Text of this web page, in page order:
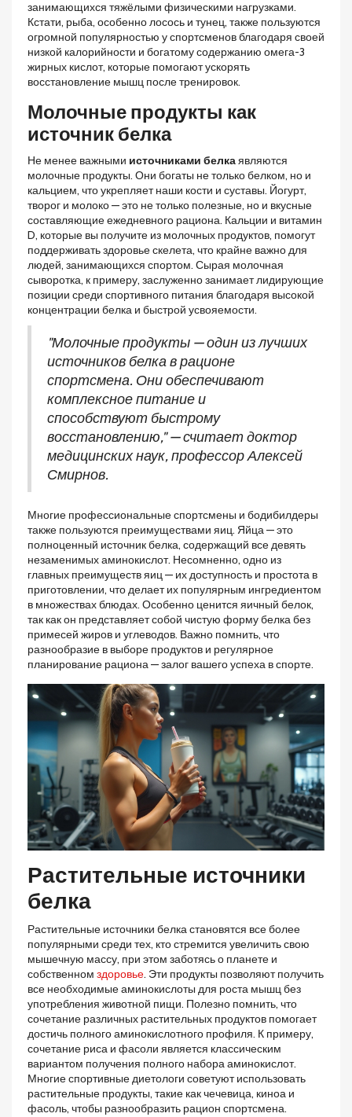
занимающихся тяжёлыми физическими нагрузками.
Кстати, рыба, особенно лосось и тунец, также пользуются
огромной популярностью у спортсменов благодаря своей
низкой калорийности и богатому содержанию омега-3
жирных кислот, которые помогают ускорять
восстановление мышц после тренировок.
Молочные продукты как
источник белка
Не менее важными источниками белкаявляются
молочные продукты. Они богаты не только белком, но и
кальцием, что укрепляет наши кости и суставы. Йогурт,
творог и молоко — это не только полезные, но и вкусные
составляющие ежедневного рациона. Кальции и витамин
D, которые вы получите из молочных продуктов, помогут
поддерживать здоровье скелета, что крайне важно для
людей, занимающихся спортом. Сырая молочная
сыворотка, к примеру, заслуженно занимает лидирующие
позиции среди спортивного питания благодаря высокой
концентрации белка и быстрой усвояемости.
"Молочные продукты — один из лучших
источников белка в рационе
спортсмена. Они обеспечивают
комплексное питание и
способствуют быстрому
восстановлению," — считает доктор
медицинских наук, профессор Алексей
Смирнов.
Многие профессиональные спортсмены и бодибилдеры
также пользуются преимуществами яиц. Яйца — это
полноценный источник белка, содержащий все девять
незаменимых аминокислот. Несомненно, одно из
главных преимуществ яиц — их доступность и простота в
приготовлении, что делает их популярным ингредиентом
в множествах блюдах. Особенно ценится яичный белок,
так как он представляет собой чистую форму белка без
примесей жиров и углеводов. Важно помнить, что
разнообразие в выборе продуктов и регулярное
планирование рациона — залог вашего успеха в спорте.
Растительные источники
белка
Растительные источники белка становятся все более
популярными среди тех, кто стремится увеличить свою
мышечную массу, при этом заботясь о планете и
собственном здоровье. Эти продукты позволяют получить
все необходимые аминокислоты для роста мышц без
употребления животной пищи. Полезно помнить, что
сочетание различных растительных продуктов помогает
достичь полного аминокислотного профиля. К примеру,
сочетание риса и фасоли является классическим
вариантом получения полного набора аминокислот.
Многие спортивные диетологи советуют использовать
растительные продукты, такие как чечевица, киноа и
фасоль, чтобы разнообразить рацион спортсмена.